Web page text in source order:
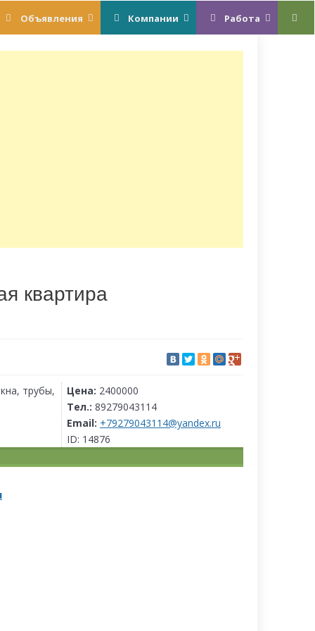
Работа
Компании
Объявления
квартира
трубы,
Цена: 2400000
Тел.: 89279043114
Email: +79279043114@yandex.ru
ID: 14876